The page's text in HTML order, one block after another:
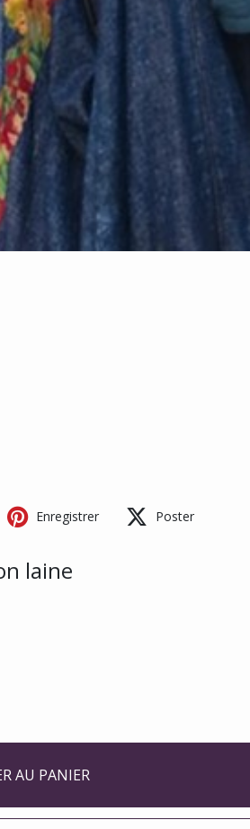
Enregistrer Poster
laine
AU PANIER